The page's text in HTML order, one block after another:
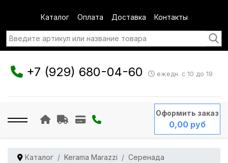
Каталог Оплата Доставка Контакты
+7 (929) 680-04-60 ежедн. с 10 до 19
Оформить заказ
0,00 руб
Каталог Kerama Marazzi
Серенада